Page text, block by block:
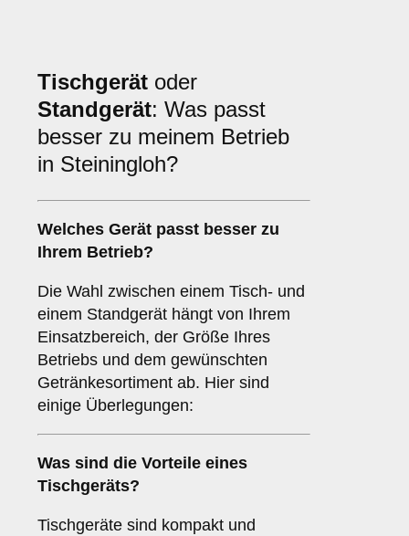
Tischgerät oder
Standgerät: Was passt
besser zu meinem Betrieb
in Steiningloh?
Welches Gerät passt besser zu
Ihrem Betrieb?
Die Wahl zwischen einem Tisch- und
einem Standgerät hängt von Ihrem
Einsatzbereich, der Größe Ihres
Betriebs und dem gewünschten
Getränkesortiment ab. Hier sind
einige Überlegungen:
Was sind die Vorteile eines
Tischgeräts?
Tischgeräte sind kompakt und